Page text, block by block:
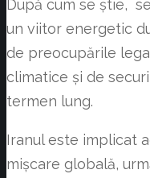
După cum se știe,
un viitor energetic
de preocupările
climatice și de
termen lung.
Iranul este implicat
mișcare globală,